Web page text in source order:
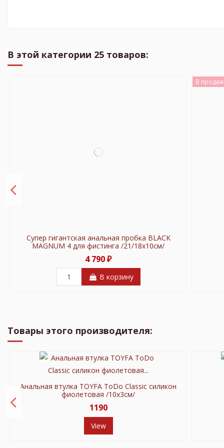
В этой категории 25 товаров:
Супер гигантская анальная пробка BLACK
MAGNUM 4 для фистинга /21/18х10см/
4 790 ₽
В корзину
В
Товары этого производителя:
Анальная втулка TOYFA ToDo Сlassic силикон
фиолетовая /10х3см/
1190
View